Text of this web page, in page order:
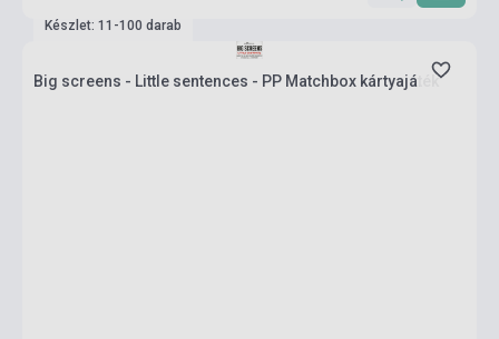
Készlet: 11-100 darab
Big screens - Little sentences - PP Matchbox kártyajáték